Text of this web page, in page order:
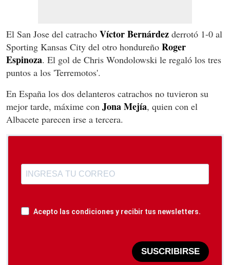
El San Jose del catracho Víctor Bernárdez derrotó 1-0 al
Sporting Kansas City del otro hondureño Roger
Espinoza. El gol de Chris Wondolowski le regaló los tres
puntos a los 'Terremotos'.
En España los dos delanteros catrachos no tuvieron su
mejor tarde, máxime con Jona Mejía, quien con el
Albacete parecen irse a tercera.
Acepto las condiciones y recibir tus newsletters.
SUSCRIBIRSE